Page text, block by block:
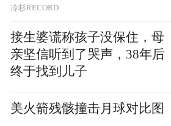
冷杉RECORD
接生婆谎称孩子没保住，母
亲坚信听到了哭声，38年后
终于找到儿子
美火箭残骸撞击月球对比图